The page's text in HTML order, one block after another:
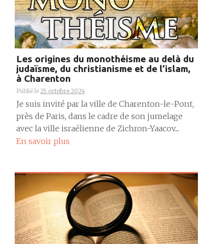
Les origines du monothéisme au delà du
judaïsme, du christianisme et de l’islam,
à Charenton
Publié le 25 octobre 2024
Je suis invité par la ville de Charenton-le-Pont,
près de Paris, dans le cadre de son jumelage
avec la ville israélienne de Zichron-Yaacov....
En savoir plus